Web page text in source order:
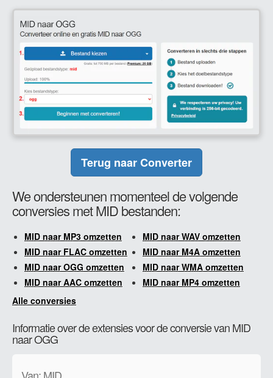
Terug naar Converter
We ondersteunen momenteel de volgende
conversies met MID bestanden:
MID naar MP3 omzetten
MID naar WAV omzetten
MID naar FLAC omzetten
MID naar M4A omzetten
MID naar OGG omzetten
MID naar WMA omzetten
MID naar AAC omzetten
MID naar MP4 omzetten
Alle conversies
Informatie over de extensies voor de conversie van MID
naar OGG